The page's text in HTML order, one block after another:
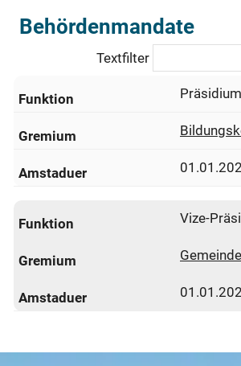
Behördenmandate
Textfilter
Präsidium
Vize-